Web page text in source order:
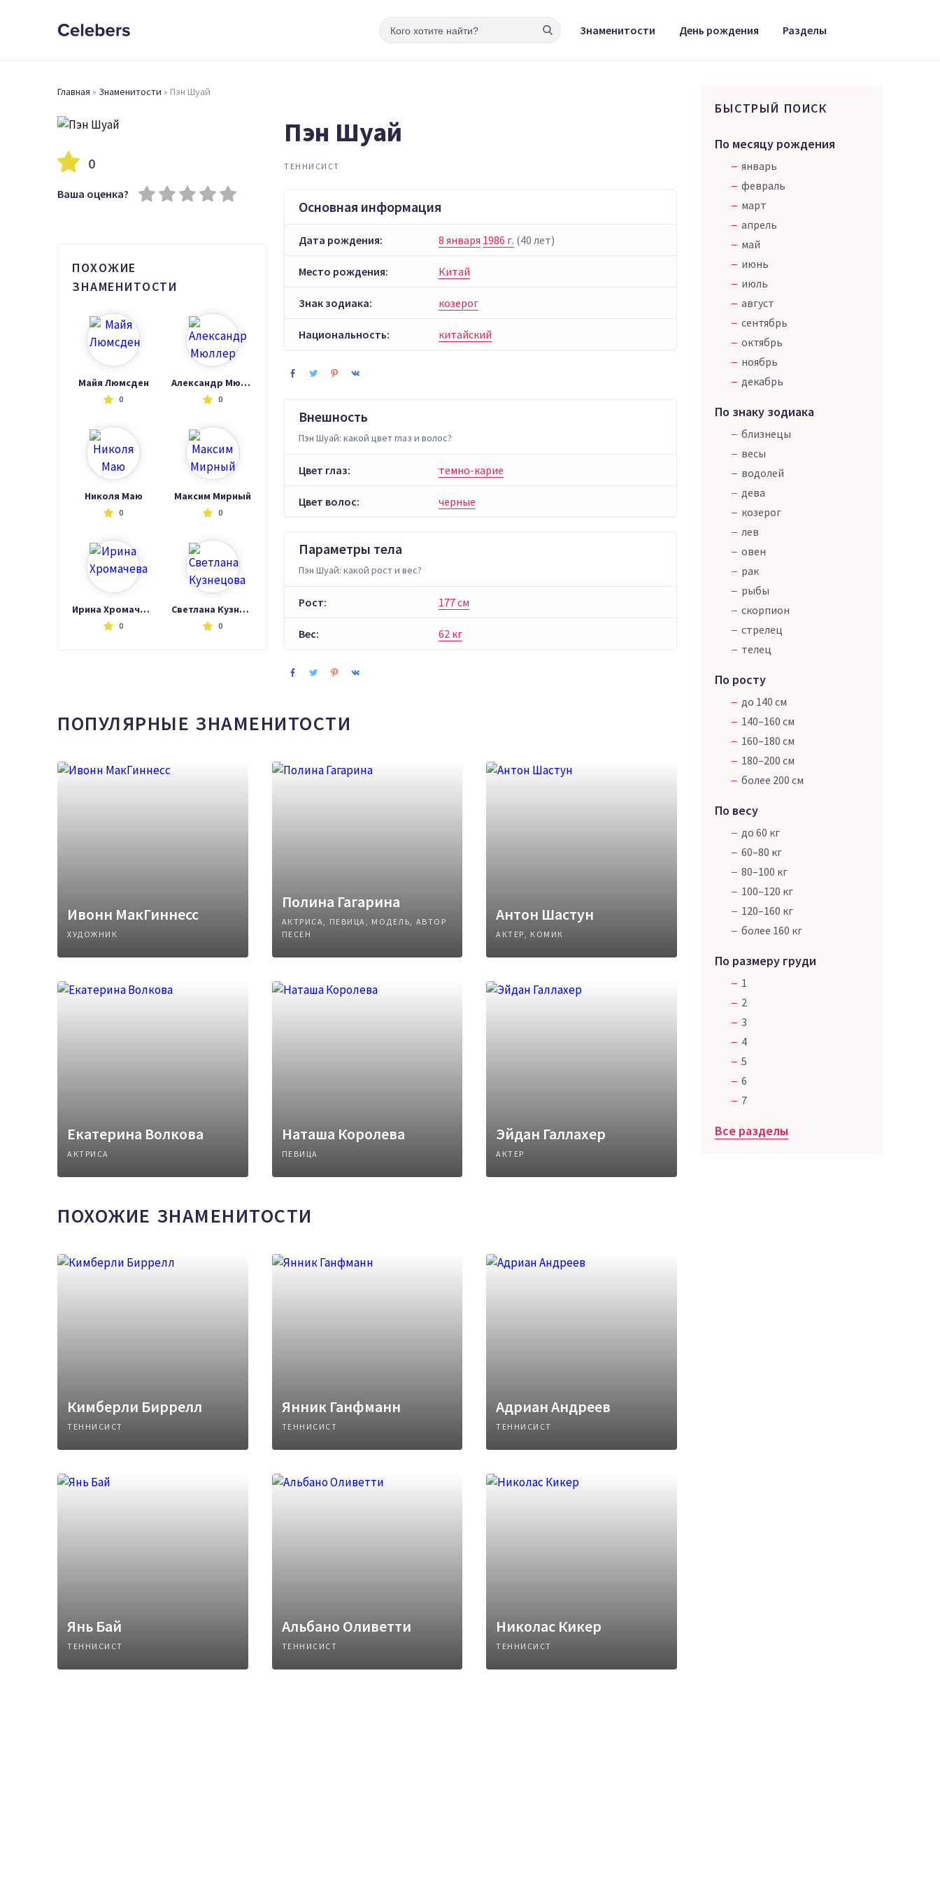
Знаменитости День рождения Разделы
Главная » Знаменитости » Пэн Шуай
0
Ваша оценка?
ПОХОЖИЕ
ЗНАМЕНИТОСТИ
Майя Люмсден
0
Александр Мюллер
0
Николя Маю
0
Максим Мирный
0
Ирина Хромачева
0
Светлана Кузнецова
0
Пэн Шуай
ТЕННИСИСТ
Основная информация
Дата рождения: 8 января 1986 г. (40 лет)
Место рождения: Китай
Знак зодиака: козерог
Национальность: китайский
Внешность
Пэн Шуай: какой цвет глаз и волос?
Цвет глаз: темно-карие
Цвет волос: черные
Параметры тела
Пэн Шуай: какой рост и вес?
Рост: 177 см
Вес: 62 кг
ПОПУЛЯРНЫЕ ЗНАМЕНИТОСТИ
Ивонн МакГиннесс
ХУДОЖНИК
Полина Гагарина
АКТРИСА, ПЕВИЦА, МОДЕЛЬ, АВТОР
ПЕСЕН
Антон Шастун
АКТЕР, КОМИК
Екатерина Волкова
АКТРИСА
Наташа Королева
ПЕВИЦА
Эйдан Галлахер
АКТЕР
ПОХОЖИЕ ЗНАМЕНИТОСТИ
Кимберли Биррелл
ТЕННИСИСТ
Янник Ганфманн
ТЕННИСИСТ
Адриан Андреев
ТЕННИСИСТ
Янь Бай
ТЕННИСИСТ
Альбано Оливетти
ТЕННИСИСТ
Николас Кикер
ТЕННИСИСТ
БЫСТРЫЙ ПОИСК
По месяцу рождения
январь
февраль
март
апрель
май
июнь
июль
август
сентябрь
октябрь
ноябрь
декабрь
По знаку зодиака
близнецы
весы
водолей
дева
козерог
лев
овен
рак
рыбы
скорпион
стрелец
телец
По росту
до 140 см
140–160 см
160–180 см
180–200 см
более 200 см
По весу
до 60 кг
60–80 кг
80–100 кг
100–120 кг
120–160 кг
более 160 кг
По размеру груди
1
2
3
4
5
6
7
Все разделы